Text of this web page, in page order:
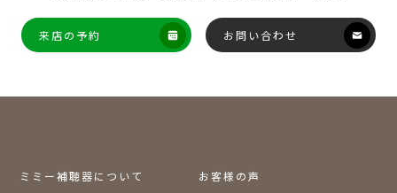
来店の予約 お問い合わせ
ミミー補聴器について お客様の声